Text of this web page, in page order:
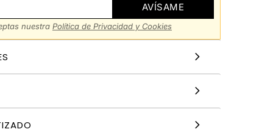
AVÍSAME
nuestra Política de Privacidad y Cookies